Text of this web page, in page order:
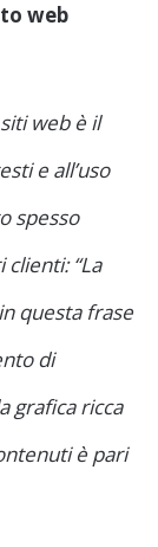
web
web è il
e all’uso
spesso
“La
questa frase
di
grafica ricca
è pari